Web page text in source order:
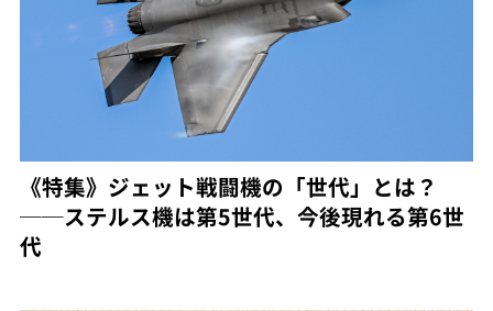
《特集》ジェット戦闘機の「世代」とは？
──ステルス機は第5世代、今後現れる第6世
代